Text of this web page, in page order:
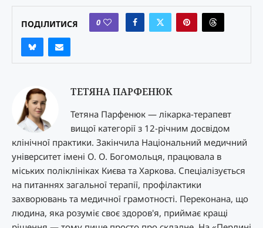
ПОДІЛИТИСЯ 0
ТЕТЯНА ПАРФЕНЮК
Тетяна Парфенюк — лікарка-терапевт
вищої категорії з 12-річним досвідом
клінічної практики. Закінчила Національний медичний
університет імені О. О. Богомольця, працювала в
міських поліклініках Києва та Харкова. Спеціалізується
на питаннях загальної терапії, профілактики
захворювань та медичної грамотності. Переконана, що
людина, яка розуміє своє здоров'я, приймає кращі